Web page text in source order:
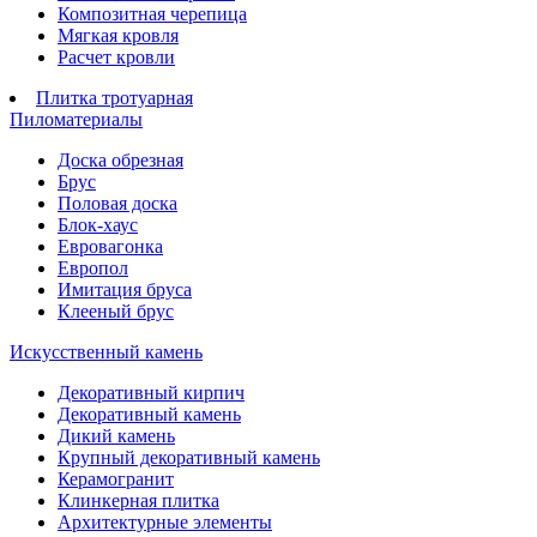
Композитная черепица
Мягкая кровля
Расчет кровли
Плитка тротуарная
Пиломатериалы
Доска обрезная
Брус
Половая доска
Блок-хаус
Евровагонка
Европол
Имитация бруса
Клееный брус
Искусственный камень
Декоративный кирпич
Декоративный камень
Дикий камень
Крупный декоративный камень
Керамогранит
Клинкерная плитка
Архитектурные элементы